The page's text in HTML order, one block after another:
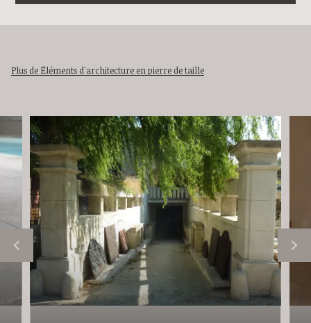
Plus de Éléments d'architecture en pierre de taille